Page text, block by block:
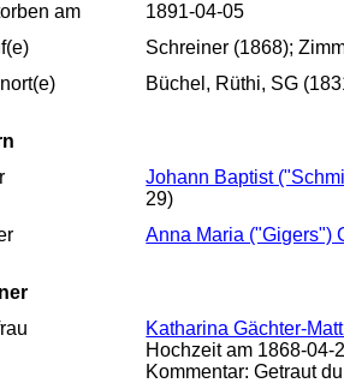
am
1891-04-05
Schreiner (1868);
Büchel, Rüthi, SG
Johann Baptist
29)
Anna Maria ("Gigers")
Katharina Gächter-
Hochzeit am 1868-04-
Kommentar: Getraut